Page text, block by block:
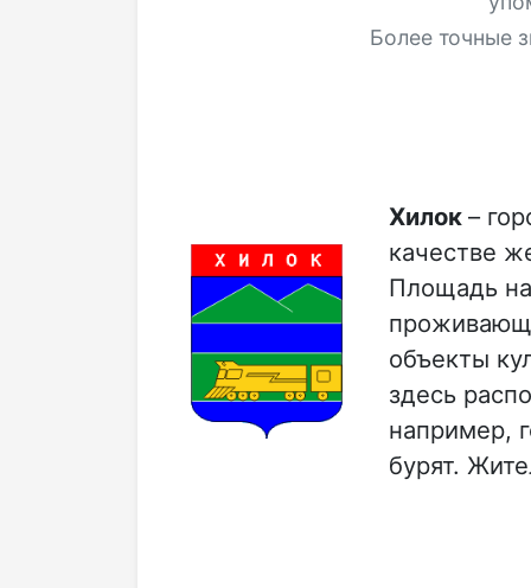
Более точные
Хилок –
качестве
Площадь
объекты
здесь
например,
бурят.